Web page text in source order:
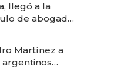
llegó a la
de abogado
Martínez a
argentinos